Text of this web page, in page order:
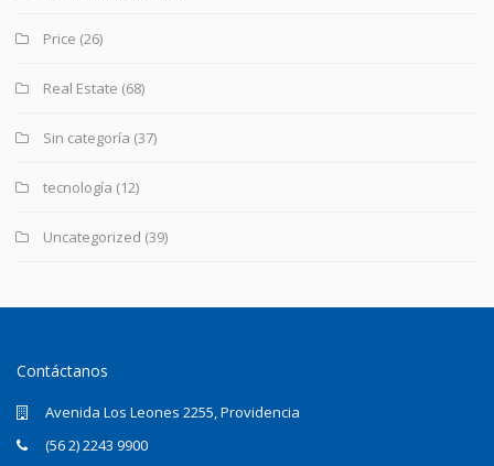
Price (26)
Real Estate (68)
Sin categoría (37)
tecnología (12)
Uncategorized (39)
Contáctanos
Avenida Los Leones 2255, Providencia
(56 2) 2243 9900